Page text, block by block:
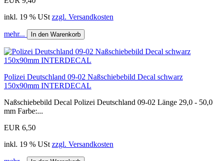
inkl. 19 % USt zzgl. Versandkosten
mehr... In den Warenkorb
Polizei Deutschland 09-02 Naßschiebebild Decal schwarz
150x90mm INTERDECAL
Naßschiebebild Decal Polizei Deutschland 09-02 Länge 29,0 - 50,0
mm Farbe:...
EUR 6,50
inkl. 19 % USt zzgl. Versandkosten